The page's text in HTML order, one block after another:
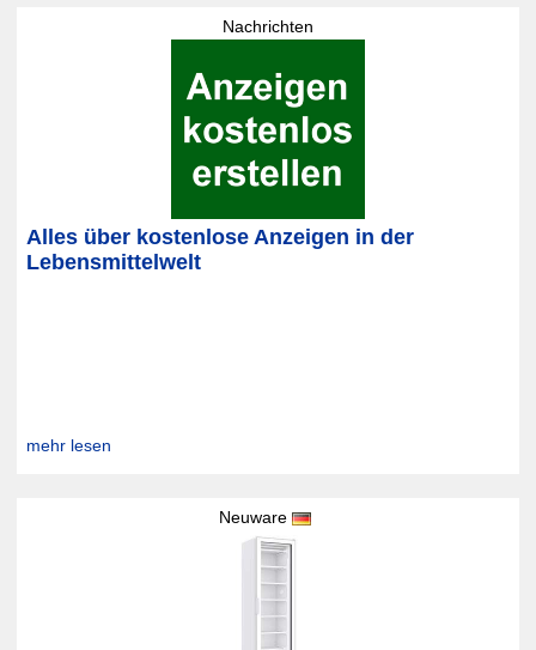
Nachrichten
Alles über kostenlose Anzeigen in der
Lebensmittelwelt
mehr lesen
Neuware